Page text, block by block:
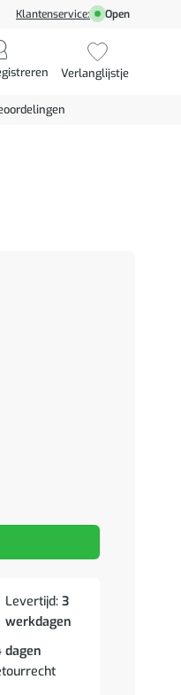
Klantenservice: Open
Verlanglijstje
wit aantal
Levertijd:3
werkdagen
dagen